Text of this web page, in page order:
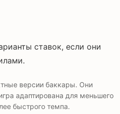
ставок, если они
версии баккары. Они
адаптирована для меньшего
быстрого темпа.